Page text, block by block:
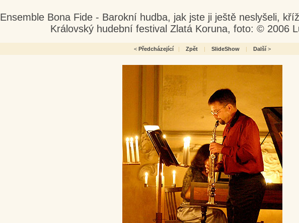
Ensemble Bona Fide - Barokní hudba, jak jste ji ještě neslyšeli,
Královský hudební festival Zlatá Koruna, foto: © 2006
< Předcházející | Zpět | SlideShow | Další >